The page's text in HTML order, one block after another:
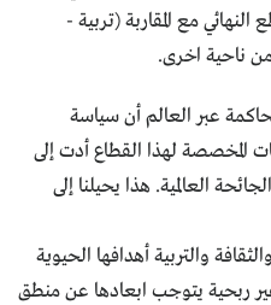
مع المقاربة (تربية -
ناحية اخرى.
عبر العالم أن سياسة
المخصصة لهذا القطاع أدت إلى
العالمية. هذا يحيلنا إلى
والتربية أهدافها الحيوية
ربحية يتوجب ابعادها عن منطق